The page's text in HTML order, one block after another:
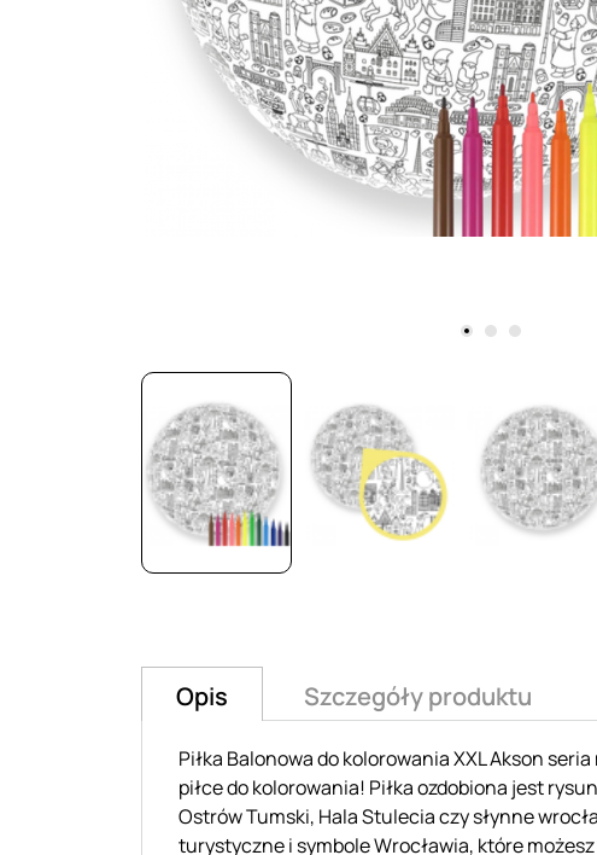
Opis Szczegóły produktu
Piłka Balonowa do kolorowania XXL Akson
piłce do kolorowania! Piłka ozdobiona jest
Ostrów Tumski, Hala Stulecia czy słynne
turystyczne i symbole Wrocławia, które